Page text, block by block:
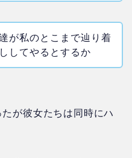
が私のとこまで辿り着
してやるとするか
が彼女たちは同時にハ